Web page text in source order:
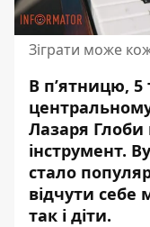
Зіграти може
В пʼятницю, 5
Лазаря
інструмент.
стало
відчути себе
так і діти.